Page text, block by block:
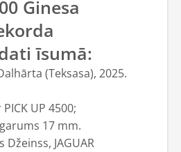
Ginesa
īsumā:
(Teksasa), 2025.
PICK UP 4500;
17 mm.
JAGUAR